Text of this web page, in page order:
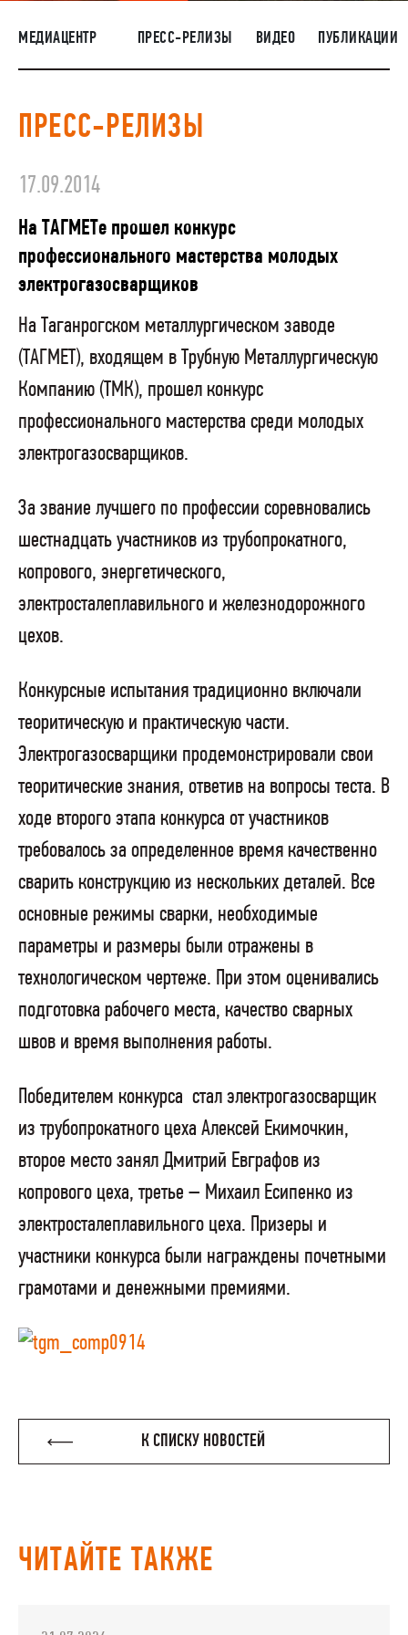
НАШИ ЛЮДИ
ОКРУЖАЮЩАЯ СРЕДА
ЗАКУПКИ
МЕДИАЦЕНТР ПРЕСС-РЕЛИЗЫ ВИДЕО ПУБЛИКАЦИИ
ПРЕСС-РЕЛИЗЫ
17.09.2014
На ТАГМЕТе прошел конкурс
профессионального мастерства молодых
электрогазосварщиков
На Таганрогском металлургическом заводе
(ТАГМЕТ), входящем в Трубную Металлургическую
Компанию (ТМК), прошел конкурс
профессионального мастерства среди молодых
электрогазосварщиков.
За звание лучшего по профессии соревновались
шестнадцать участников из трубопрокатного,
копрового, энергетического,
электросталеплавильного и железнодорожного
цехов.
Конкурсные испытания традиционно включали
теоритическую и практическую части.
Электрогазосварщики продемонстрировали свои
теоритические знания, ответив на вопросы теста. В
ходе второго этапа конкурса от участников
требовалось за определенное время качественно
сварить конструкцию из нескольких деталей. Все
основные режимы сварки, необходимые
параметры и размеры были отражены в
технологическом чертеже. При этом оценивались
подготовка рабочего места, качество сварных
швов и время выполнения работы.
Победителем конкурса стал электрогазосварщик
из трубопрокатного цеха Алексей Екимочкин,
второе место занял Дмитрий Евграфов из
копрового цеха, третье – Михаил Есипенко из
электросталеплавильного цеха. Призеры и
участники конкурса были награждены почетными
грамотами и денежными премиями.
К СПИСКУ НОВОСТЕЙ
ЧИТАЙТЕ ТАКЖЕ